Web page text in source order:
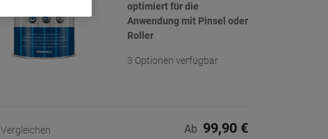
optimiert für die
Anwendung mit Pinsel oder
Roller
3 Optionen verfügbar
Vergleichen Ab 99,90 €